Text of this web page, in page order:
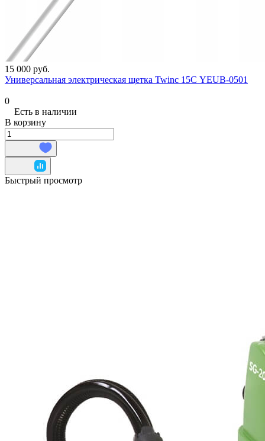
15 000 руб.
Универсальная электрическая щетка Twinc 15С YEUB-0501
0
Есть в наличии
В корзину
Быстрый просмотр